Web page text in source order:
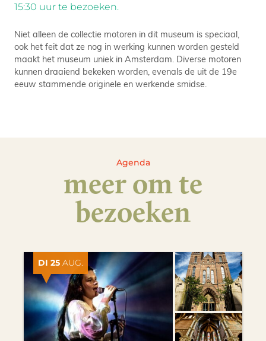
15:30 uur te bezoeken.
Niet alleen de collectie motoren in dit museum is speciaal,
ook het feit dat ze nog in werking kunnen worden gesteld
maakt het museum uniek in Amsterdam. Diverse motoren
kunnen draaiend bekeken worden, evenals de uit de 19e
eeuw stammende originele en werkende smidse.
Agenda
meer om te
bezoeken
DI 25 AUG.